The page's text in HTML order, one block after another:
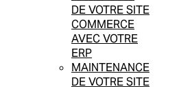
DE VOTRE SITE
COMMERCE
AVEC VOTRE
ERP
MAINTENANCE
DE VOTRE SITE